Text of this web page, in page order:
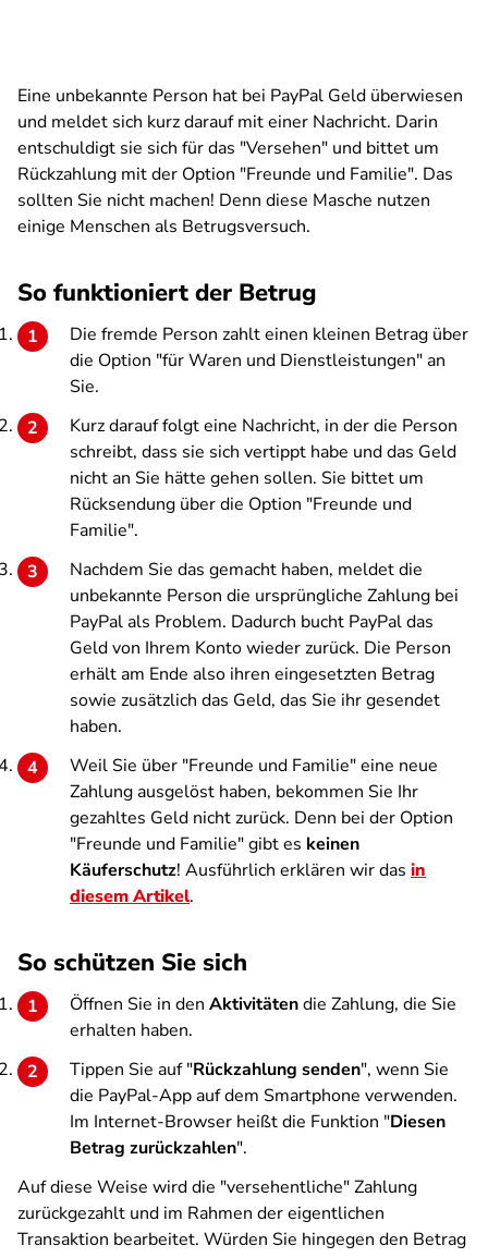
Eine unbekannte Person hat bei PayPal Geld überwiesen
und meldet sich kurz darauf mit einer Nachricht. Darin
entschuldigt sie sich für das "Versehen" und bittet um
Rückzahlung mit der Option "Freunde und Familie". Das
sollten Sie nicht machen! Denn diese Masche nutzen
einige Menschen als Betrugsversuch.
So funktioniert der Betrug
Die fremde Person zahlt einen kleinen Betrag über
die Option "für Waren und Dienstleistungen" an
Sie.
Kurz darauf folgt eine Nachricht, in der die Person
schreibt, dass sie sich vertippt habe und das Geld
nicht an Sie hätte gehen sollen. Sie bittet um
Rücksendung über die Option "Freunde und
Familie".
Nachdem Sie das gemacht haben, meldet die
unbekannte Person die ursprüngliche Zahlung bei
PayPal als Problem. Dadurch bucht PayPal das
Geld von Ihrem Konto wieder zurück. Die Person
erhält am Ende also ihren eingesetzten Betrag
sowie zusätzlich das Geld, das Sie ihr gesendet
haben.
Weil Sie über "Freunde und Familie" eine neue
Zahlung ausgelöst haben, bekommen Sie Ihr
gezahltes Geld nicht zurück. Denn bei der Option
"Freunde und Familie" gibt es keinen
Käuferschutz! Ausführlich erklären wir das in
diesem Artikel.
So schützen Sie sich
Öffnen Sie in den Aktivitätendie Zahlung, die Sie
erhalten haben.
Tippen Sie auf "Rückzahlung senden", wenn Sie
die PayPal-App auf dem Smartphone verwenden.
Im Internet-Browser heißt die Funktion "Diesen
Betrag zurückzahlen".
Auf diese Weise wird die "versehentliche" Zahlung
zurückgezahlt und im Rahmen der eigentlichen
Transaktion bearbeitet. Würden Sie hingegen den Betrag